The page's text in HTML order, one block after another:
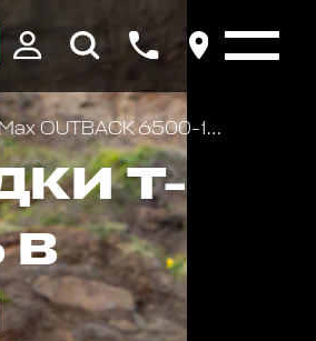
OUTBACK 6500-15000
T-
В